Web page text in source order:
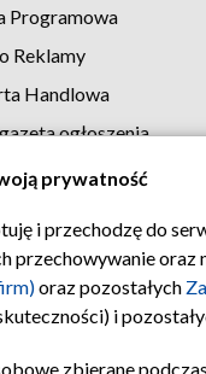
Programowa
Reklamy
Handlowa
ogłoszenia
prywatność
i przechodzę do
przechowywanie oraz
oraz pozostałych
i
zbierane